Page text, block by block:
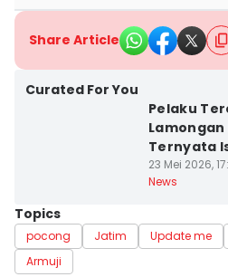
Share Article
Curated For You
Pelaku
Ternyata
23 Mei 2026,
News
Topics
pocong Jatim Update me
Armuji